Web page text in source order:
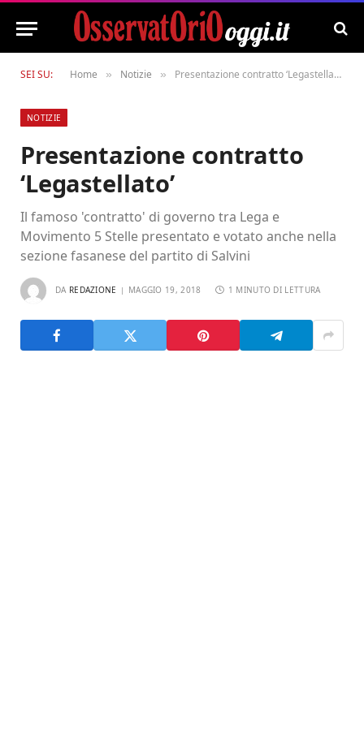
SEI SU: Home » Notizie » Presentazione contratto ‘Legastellato’
NOTIZIE
Presentazione contratto
‘Legastellato’
Il famoso 'contratto' di governo tra Lega e
Movimento 5 Stelle presentato e votato anche nella
sezione fasanese del partito di Salvini
DA REDAZIONE MAGGIO 19, 2018 1 MINUTO DI LETTURA